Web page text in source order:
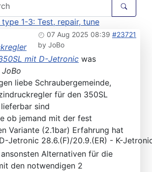
1-3: Test, repair, tune
Jetronic 28.6.(F)/20.9.(ER) - K-
07 Aug 2025 08:39 #23721
by JoBo
mit D-Jetronic was
JoBo
liebe Schraubergemeinde,
für den 350SL
sind
ob jemand mit der fest
Variante (2.1bar) Erfahrung hat
Alternativen für die
den notwendigen 2